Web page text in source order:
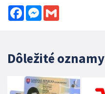
FacebookMessenger
Dôležité oznamy